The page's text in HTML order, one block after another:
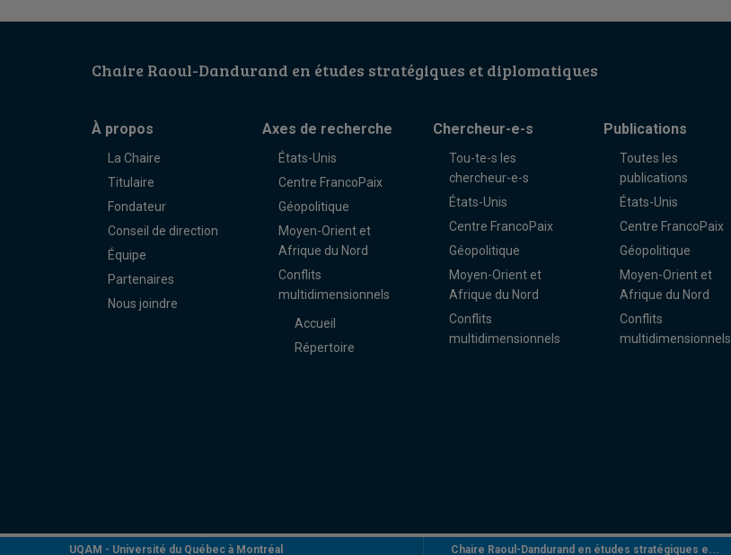
Chaire Raoul-Dandurand en études stratégiques et diplomatiques
À propos
La Chaire
Titulaire
Fondateur
Conseil de direction
Équipe
Partenaires
Nous joindre
Axes de recherche
États-Unis
Centre FrancoPaix
Géopolitique
Moyen-Orient et
Afrique du Nord
Conflits
multidimensionnels
Accueil
Répertoire
Chercheur-e-s
Tou-te-s les
chercheur-e-s
États-Unis
Centre FrancoPaix
Géopolitique
Moyen-Orient et
Afrique du Nord
Conflits
multidimensionnels
Publications
Toutes les
publications
États-Unis
Centre FrancoPaix
Géopolitique
Moyen-Orient et
Afrique du Nord
Conflits
multidimensionnels
UQAM - Université du Québec à Montréal Chaire Raoul-Dandurand en études stratégiques e...